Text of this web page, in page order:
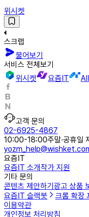
위시켓
스크랩
물어보기
서비스 전체보기
위시켓
요즘IT
고객 문의
02-6925-4867
10:00-18:00주말·공휴일
요즘IT
요즘IT 소개작가 지원
기타 문의
콘텐츠 제안하기 광고 상품
요즘IT 슬랙봇
크롬 확장
이용약관
개인정보 처리방침